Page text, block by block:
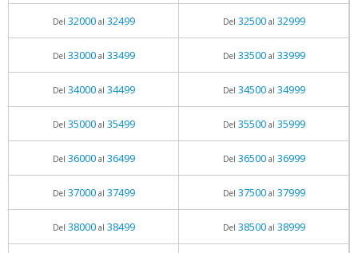
Del 32000al 32499 Del 32500al 32999
Del 33000al 33499 Del 33500al 33999
Del 34000al 34499 Del 34500al 34999
Del 35000al 35499 Del 35500al 35999
Del 36000al 36499 Del 36500al 36999
Del 37000al 37499 Del 37500al 37999
Del 38000al 38499 Del 38500al 38999